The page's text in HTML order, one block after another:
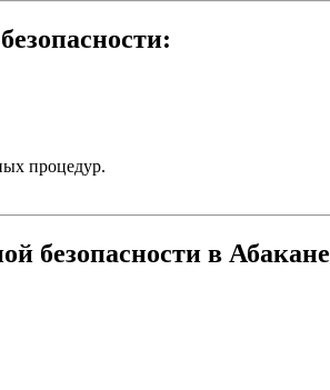
процедур.
безопасности в Абакане